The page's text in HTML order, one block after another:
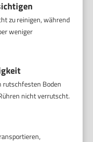
zu reinigen, während
weniger
rutschfesten Boden
nicht verrutscht.